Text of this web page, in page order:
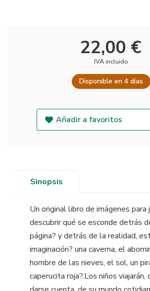
22,00 €
IVA incluido
Disponible en 4 días
Añadir a favoritos
Sinopsis
Un original libro de imágenes para
descubrir qué se esconde detrás
página? y detrás de la realidad,
imaginación? una caverna, el
hombre de las nieves, el sol, un
caperucita roja?.Los niños viajarán,